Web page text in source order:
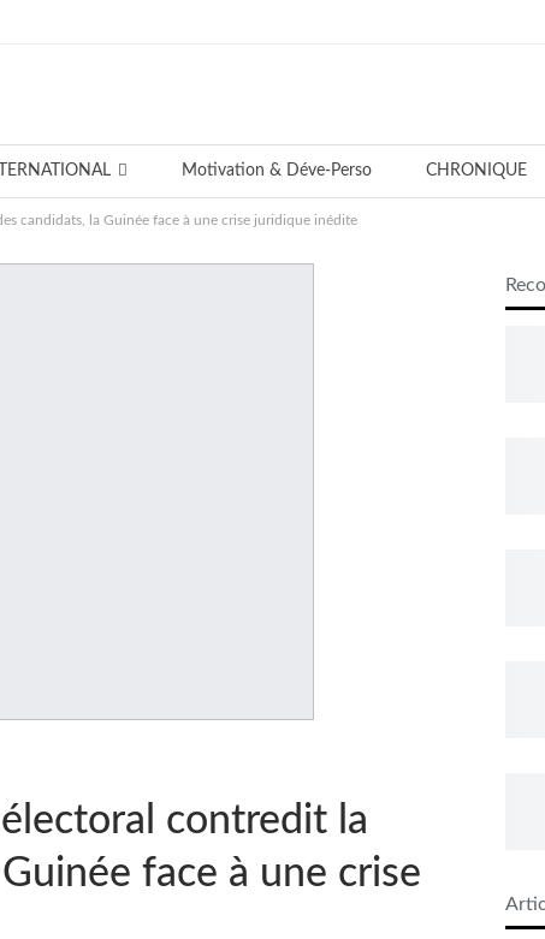
Motivation & Déve-Perso CHRONIQUE
candidats, la Guinée face à une crise juridique inédite
contredit la
face à une crise